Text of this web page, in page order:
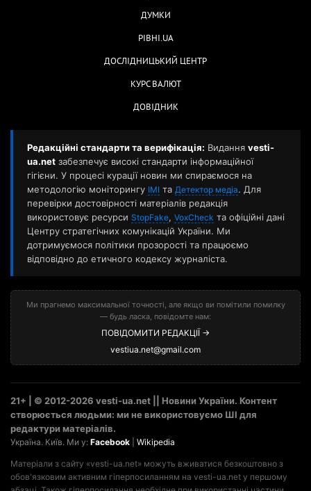
ДУМКИ
РІВНІ.UA
ДОСЛІДНИЦЬКИЙ ЦЕНТР
КУРС ВАЛЮТ
ДОВІДНИК
Редакційні стандарти та верифікація: Видання vesti-
ua.net забезпечує високі стандарти інформаційної
гігієни. У процесі курації новин ми спираємося на
методологію моніторингу ІМІ та Детектор медіа. Для
перевірки достовірності матеріалів редакція
використовує ресурси StopFake, VoxCheck та офіційні дані
Центру стратегічних комунікацій України. Ми
дотримуємося політики прозорості та працюємо
відповідно до етичного кодексу журналіста.
Ми прагнемо максимальної точності, але якщо ви помітили помилку
— будь ласка, повідомте нам:
ПОВІДОМИТИ РЕДАКЦІЇ →
vestiua.net@gmail.com
21+ | © 2012-2026 vesti-ua.net || Новини України. Контент
створюється людьми: ми не використовуємо ШІ для
редактури матеріалів.
Україна. Київ. Ми у: Facebook Wikipedia
Матеріали з сайту «vesti-ua.net» можуть вживатися безкоштовно з
обов'язковим активним гіперпосиланням на vesti-ua.net у першому